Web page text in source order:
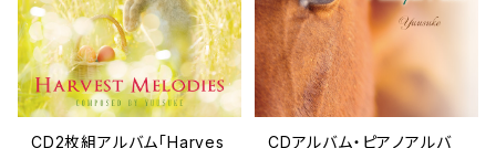
CD2枚組アルバム「Harves CDアルバム・ピアノアルバ